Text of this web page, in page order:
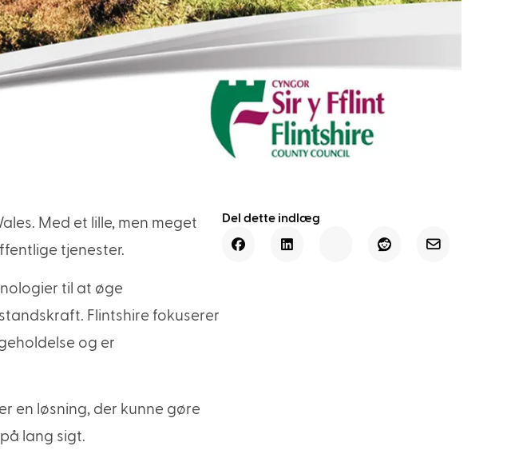
Med et lille, men meget
tjenester.
til at øge
Flintshire fokuserer
og er
en løsning, der kunne gøre
lang sigt.
Del dette indlæg